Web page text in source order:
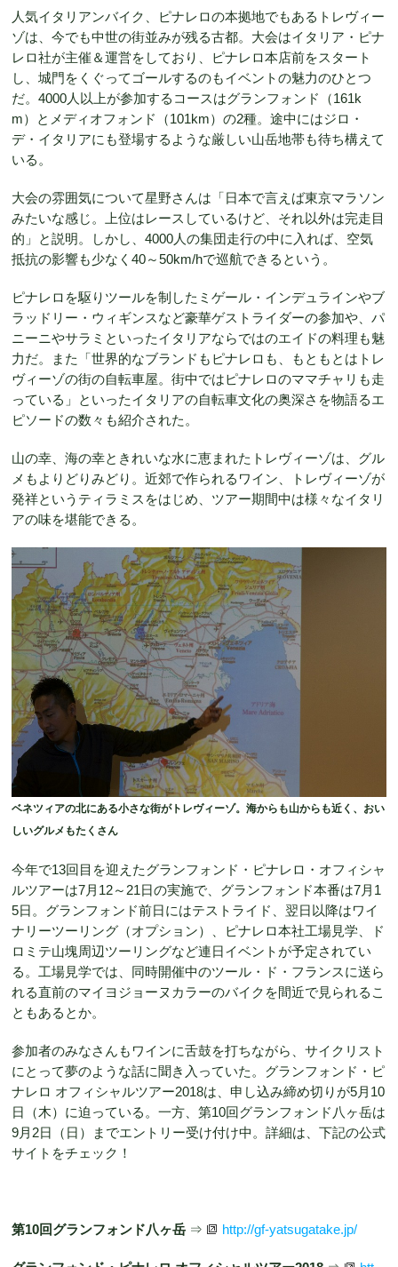
人気イタリアンバイク、ピナレロの本拠地でもあるトレヴィー
ゾは、今でも中世の街並みが残る古都。大会はイタリア・ピナ
レロ社が主催＆運営をしており、ピナレロ本店前をスタート
し、城門をくぐってゴールするのもイベントの魅力のひとつ
だ。4000人以上が参加するコースはグランフォンド（161k
m）とメディオフォンド（101km）の2種。途中にはジロ・
デ・イタリアにも登場するような厳しい山岳地帯も待ち構えて
いる。
大会の雰囲気について星野さんは「日本で言えば東京マラソン
みたいな感じ。上位はレースしているけど、それ以外は完走目
的」と説明。しかし、4000人の集団走行の中に入れば、空気
抵抗の影響も少なく40～50km/hで巡航できるという。
ピナレロを駆りツールを制したミゲール・インデュラインやブ
ラッドリー・ウィギンスなど豪華ゲストライダーの参加や、パ
ニーニやサラミといったイタリアならではのエイドの料理も魅
力だ。また「世界的なブランドもピナレロも、もともとはトレ
ヴィーゾの街の自転車屋。街中ではピナレロのママチャリも走
っている」といったイタリアの自転車文化の奥深さを物語るエ
ピソードの数々も紹介された。
山の幸、海の幸ときれいな水に恵まれたトレヴィーゾは、グル
メもよりどりみどり。近郊で作られるワイン、トレヴィーゾが
発祥というティラミスをはじめ、ツアー期間中は様々なイタリ
アの味を堪能できる。
ベネツィアの北にある小さな街がトレヴィーゾ。海からも山からも近く、おい
しいグルメもたくさん
今年で13回目を迎えたグランフォンド・ピナレロ・オフィシャ
ルツアーは7月12～21日の実施で、グランフォンド本番は7月1
5日。グランフォンド前日にはテストライド、翌日以降はワイ
ナリーツーリング（オプション）、ピナレロ本社工場見学、ド
ロミテ山塊周辺ツーリングなど連日イベントが予定されてい
る。工場見学では、同時開催中のツール・ド・フランスに送ら
れる直前のマイヨジョーヌカラーのバイクを間近で見られるこ
ともあるとか。
参加者のみなさんもワインに舌鼓を打ちながら、サイクリスト
にとって夢のような話に聞き入っていた。グランフォンド・ピ
ナレロ オフィシャルツアー2018は、申し込み締め切りが5月10
日（木）に迫っている。一方、第10回グランフォンド八ヶ岳は
9月2日（日）までエントリー受け付け中。詳細は、下記の公式
サイトをチェック！
第10回グランフォンド八ヶ岳 ⇒ http://gf-yatsugatake.jp/